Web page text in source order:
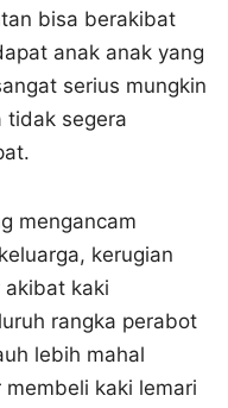
bisa berakibat
anak anak yang
serius mungkin
tidak segera
mengancam
kerugian
kaki
rangka perabot
lebih mahal
kaki lemari